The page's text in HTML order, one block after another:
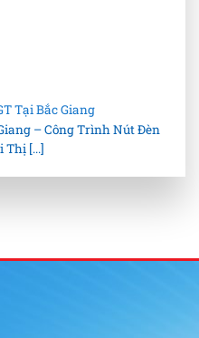
Tại Bắc Giang
– Công Trình Nút Đèn
Thị [...]